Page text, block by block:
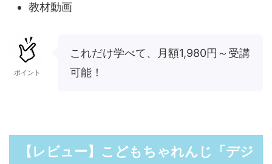
教材動画
ポイント
これだけ学べて、月額1,980円～受講
可能！
【レビュー】こどもちゃれんじ「デジ